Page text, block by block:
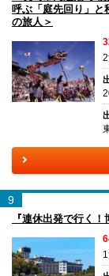
呼ぶ「庭先回り」と
の旅人＞
9
『連休出発で行く